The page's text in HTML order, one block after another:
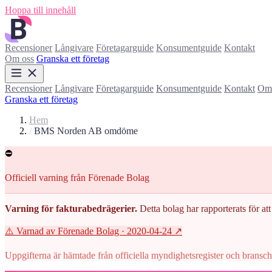
Hoppa till innehåll
Recensioner Långivare Företagarguide Konsumentguide Kontakt
Om oss Granska ett företag
Recensioner Långivare Företagarguide Konsumentguide Kontakt
Granska ett företag
Hem
/ BMS Norden AB omdöme
⛔
Officiell varning från Förenade Bolag
Varning för fakturabedrägerier. Detta bolag har rapporterats för
⚠️ Varnad av Förenade Bolag · 2020-04-24 ↗
Uppgifterna är hämtade från officiella myndighetsregister och